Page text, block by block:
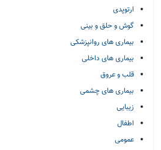
ارتوپدی
گوش و حلق و بینی
بیماری های روانپزشکی
بیماری های داخلی
قلب و عروق
بیماری های چشمی
زیبایی
اطفال
عمومی